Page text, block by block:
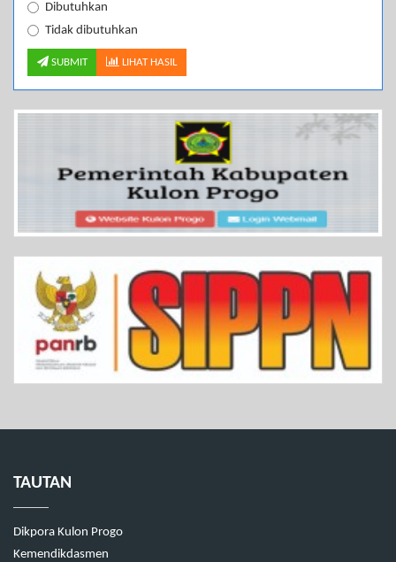
Dibutuhkan
Tidak dibutuhkan
SUBMIT LIHAT HASIL
TAUTAN
Dikpora Kulon Progo
Kemendikdasmen